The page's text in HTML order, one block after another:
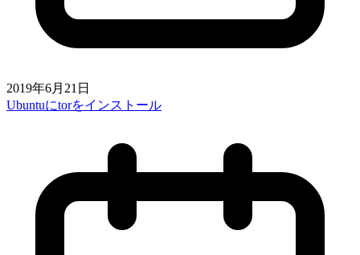
2019年6月21日
Ubuntuにtorをインストール